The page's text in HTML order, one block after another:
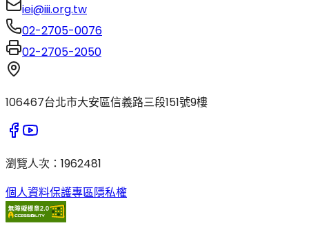
iei@iii.org.tw
02-2705-0076
02-2705-2050
106467台北市大安區信義路三段151號9樓
瀏覽人次 ： 1962481
個人資料保護專區隱私權